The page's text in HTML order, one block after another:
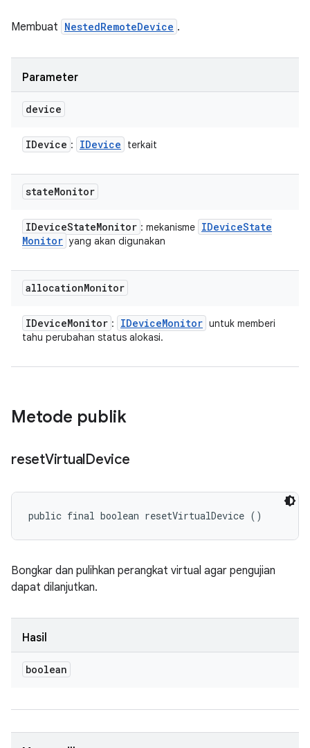
Membuat NestedRemoteDevice .
Parameter
device
IDevice : IDevice terkait
stateMonitor
IDeviceStateMonitor : mekanisme IDeviceState
Monitor yang akan digunakan
allocationMonitor
IDeviceMonitor : IDeviceMonitor untuk memberi
tahu perubahan status alokasi.
Metode publik
resetVirtualDevice
public final boolean resetVirtualDevice ()
Bongkar dan pulihkan perangkat virtual agar pengujian
dapat dilanjutkan.
Hasil
boolean